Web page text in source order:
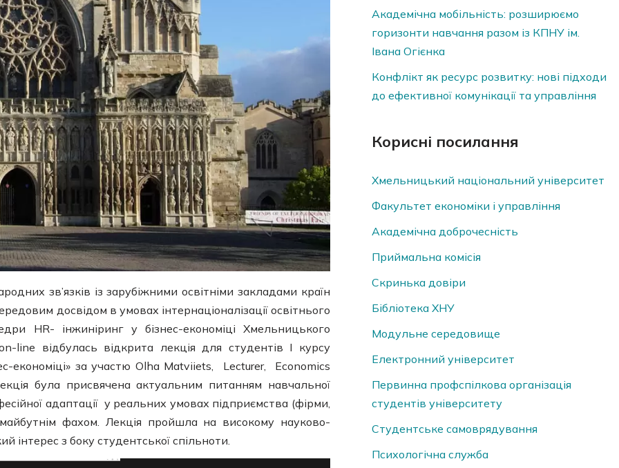
зв’язків із зарубіжними освітніми закладами країн
досвідом в умовах інтернаціоналізації освітнього
HR- інжиніринг у бізнес-економіці Хмельницького
line відбулась відкрита лекція для студентів І курсу
економіці» за участю Olha Matviiets, Lecturer, Economics
була присвячена актуальним питанням навчальної
адаптації у реальних умовах підприємства (фірми,
фахом. Лекція пройшла на високому науково-
інтерес з боку студентської спільноти.
Академічна мобільність: розширюємо
горизонти навчання разом із КПНУ ім.
Івана Огієнка
Конфлікт як ресурс розвитку: нові підходи
до ефективної комунікації та управління
Корисні посилання
Хмельницький національний університет
Факультет економіки і управління
Академічна доброчесність
Приймальна комісія
Скринька довiри
Бібліотека ХНУ
Модульне середовище
Електронний університет
Первинна профспілкова організація
студентів університету
Студентське самоврядування
Психологічна служба